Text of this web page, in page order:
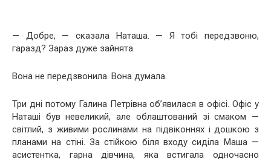
— Добре, — сказала Наташа. — Я тобі передзвоню,
гаразд? Зараз дуже зайнята.
Вона не передзвонила. Вона думала.
Три дні потому Галина Петрівна об’явилася в офісі. Офіс у
Наташі був невеликий, але облаштований зі смаком —
світлий, з живими рослинами на підвіконнях і дошкою з
планами на стіні. За стійкою біля входу сиділа Маша —
асистентка, гарна дівчина, яка встигала одночасно